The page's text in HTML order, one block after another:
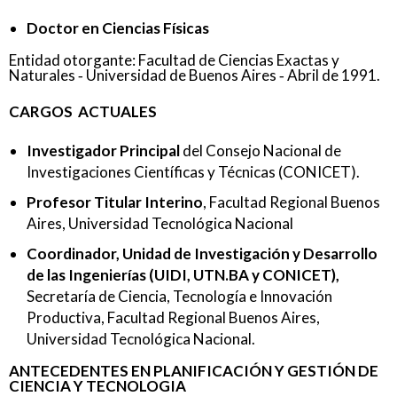
Doctor en Ciencias Físicas
Entidad otorgante: Facultad de Ciencias Exactas y
Naturales ‐ Universidad de Buenos Aires ‐ Abril de 1991.
CARGOS ACTUALES
Investigador Principaldel Consejo Nacional de
Investigaciones Científicas y Técnicas (CONICET).
Profesor Titular Interino, Facultad Regional Buenos
Aires, Universidad Tecnológica Nacional
Coordinador, Unidad de Investigación y Desarrollo
de las Ingenierías (UIDI, UTN.BA y CONICET),
Secretaría de Ciencia, Tecnología e Innovación
Productiva, Facultad Regional Buenos Aires,
Universidad Tecnológica Nacional.
ANTECEDENTES EN PLANIFICACIÓN Y GESTIÓN DE
CIENCIA Y TECNOLOGIA